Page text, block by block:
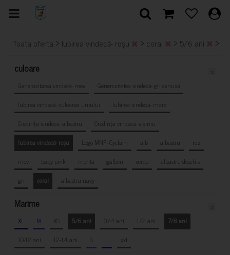
Toata oferta > Iubirea vindecă- roșu > coral > 5/6 ani >
culoare
Generozitatea vindecă- mov
Generozitatea vindecă- gri cenușă
Iubirea vindecă- culoarea untului
Iubirea vindecă- maro
Credința vindecă- albastru
Credința vindecă- vișiniu
Iubirea vindecă- roșu
Logo MNF- Cyclam alb albastru
roz
mov
baby pink mentă galben verde
albastru deschis
gri
coral albastru navy
Marime
XL M XS 5/6 ani 3/4 ani 1/2 ani
7/8 ani
10-12 ani
12-14 ani S L xxl